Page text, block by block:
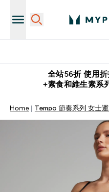
全站56折 使用折
+素食和維生素系
Home Tempo 節奏系列 女士